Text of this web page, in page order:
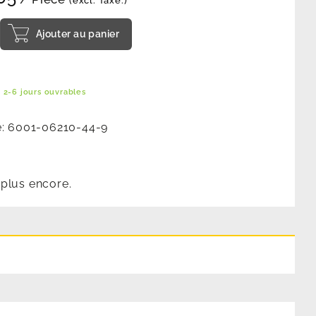
Ajouter au panier
2-6 jours ouvrables
6001-06210-44-9
encore.